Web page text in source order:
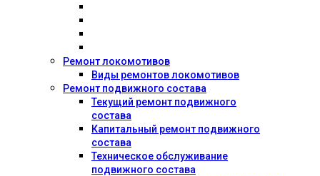
Ремонт локомотивов
Виды ремонтов локомотивов
Ремонт подвижного состава
Текущий ремонт подвижного
состава
Капитальный ремонт подвижного
состава
Техническое обслуживание
подвижного состава